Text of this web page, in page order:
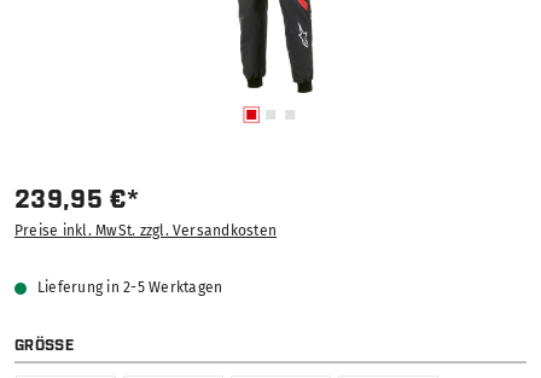
239,95 €*
Preise inkl. MwSt. zzgl. Versandkosten
Lieferung in 2-5 Werktagen
GRÖSSE AUSWÄHLEN